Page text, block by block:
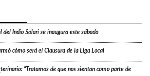
del Indio Solari se inaugura este sábado
cómo será el Clausura de la Liga Local
“Tratamos de que nos sientan como parte de